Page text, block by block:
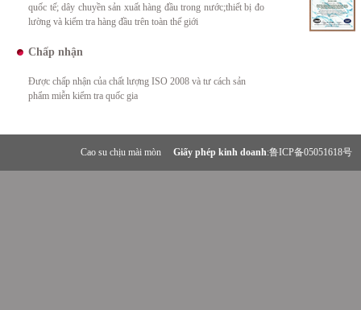
quốc tế; dây chuyền sản xuất hàng đầu trong nước;thiết bị đo
lường và kiểm tra hàng đầu trên toàn thế giới
Chấp nhận
Được chấp nhận của chất lượng ISO 2008 và tư cách sản
phẩm miễn kiểm tra quốc gia
Cao su chịu mài mòn Giấy phép kinh doanh:鲁ICP备05051618号